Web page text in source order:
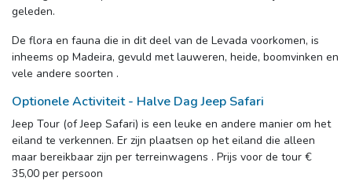
geleden.
De flora en fauna die in dit deel van de Levada voorkomen, is
inheems op Madeira, gevuld met lauweren, heide, boomvinken en
vele andere soorten .
Optionele Activiteit - Halve Dag Jeep Safari
Jeep Tour (of Jeep Safari) is een leuke en andere manier om het
eiland te verkennen. Er zijn plaatsen op het eiland die alleen
maar bereikbaar zijn per terreinwagens . Prijs voor de tour €
35,00 per persoon